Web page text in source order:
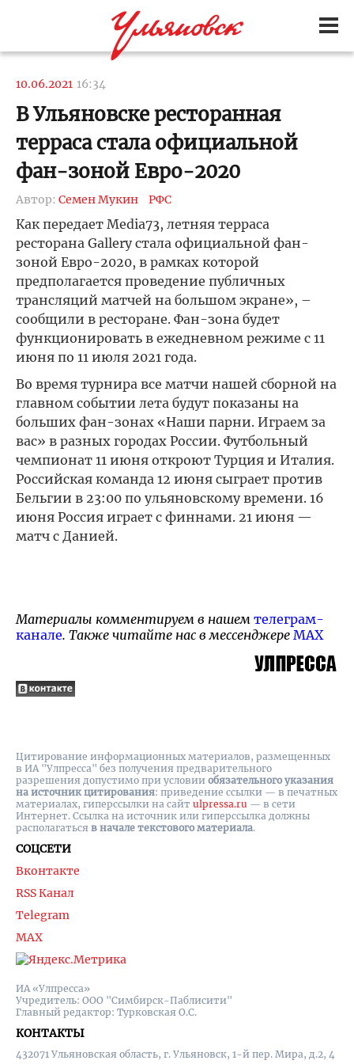
10.06.2021 16:34
В Ульяновске ресторанная
терраса стала официальной
фан-зоной Евро-2020
Автор: Семен Мукин РФС
Как передает Media73, летняя терраса
ресторана Gallery стала официальной фан-
зоной Евро-2020, в рамках которой
предполагается проведение публичных
трансляций матчей на большом экране», –
сообщили в ресторане. Фан-зона будет
функционировать в ежедневном режиме с 11
июня по 11 июля 2021 года.
Во время турнира все матчи нашей сборной на
главном событии лета будут показаны на
больших фан-зонах «Наши парни. Играем за
вас» в разных городах России. Футбольный
чемпионат 11 июня откроют Турция и Италия.
Российская команда 12 июня сыграет против
Бельгии в 23:00 по ульяновскому времени. 16
июня Россия играет с финнами. 21 июня —
матч с Данией.
Материалы комментируем в нашем телеграм-
канале. Также читайте нас в мессенджере MAX
ИА «Улпресса»
Учредитель: ООО "Симбирск-Паблисити"
Главный редактор: Турковская О.С.
КОНТАКТЫ
432071 Ульяновская область, г. Ульяновск, 1-й пер. Мира, д.2, 4
СОЦСЕТИ
Вконтакте
RSS Канал
Telegram
MAX
Цитирование информационных материалов, размещенных
в ИА "Улпресса" без получения предварительного
разрешения допустимо при условии обязательного указания
на источник цитирования: приведение ссылки — в печатных
материалах, гиперссылки на cайт ulpressa.ru — в сети
Интернет. Ссылка на источник или гиперссылка должны
располагаться в начале текстового материала.